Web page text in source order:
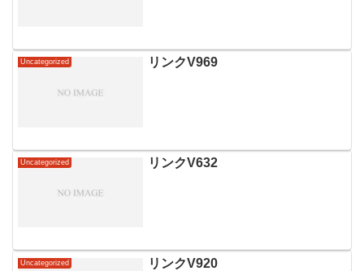
Uncategorized リンクV969
Uncategorized リンクV632
Uncategorized リンクV920